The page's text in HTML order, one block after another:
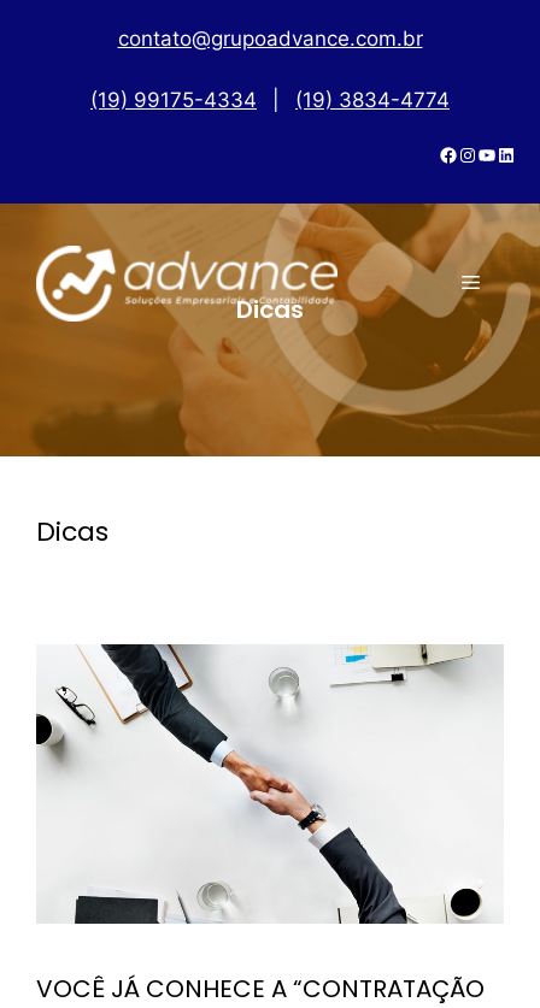
contato@grupoadvance.com.br
(19) 99175-4334 (19) 3834-4774
Dicas
Dicas
VOCÊ JÁ CONHECE A “CONTRATAÇÃO